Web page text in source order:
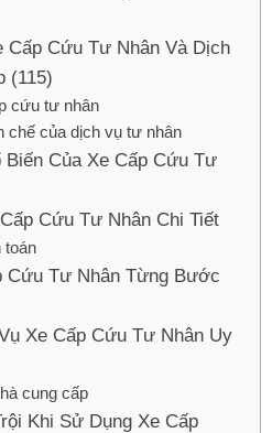
Cấp Cứu Tư Nhân Và Dịch
(115)
cứu tư nhân
chế của dịch vụ tư nhân
Biến Của Xe Cấp Cứu Tư
Cứu Tư Nhân Chi Tiết
toán
Cứu Tư Nhân Từng Bước
Xe Cấp Cứu Tư Nhân Uy
cung cấp
Khi Sử Dụng Xe Cấp